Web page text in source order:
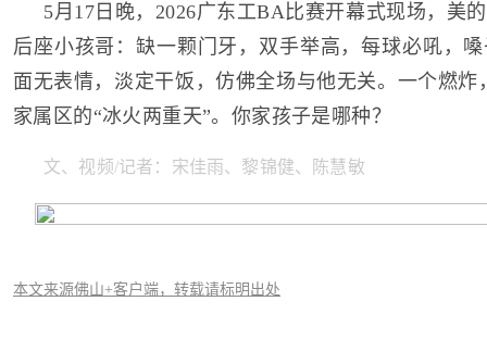
5月17日晚，2026广东工BA比赛开幕式现场，美
后座小孩哥：缺一颗门牙，双手举高，每球必吼，
面无表情，淡定干饭，仿佛全场与他无关。一个燃
家属区的“冰火两重天”。你家孩子是哪种？
文、视频/记者：宋佳雨、黎锦健、陈慧敏
本文来源佛山+客户端，转载请标明出处